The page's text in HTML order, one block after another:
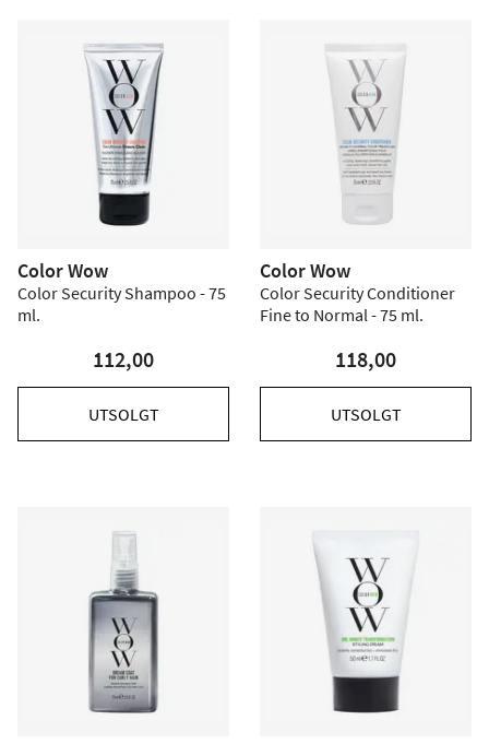
Color Wow
Color Security Shampoo - 75
ml.
112,00
UTSOLGT
Color Wow
Color Security Conditioner
Fine to Normal - 75 ml.
118,00
UTSOLGT